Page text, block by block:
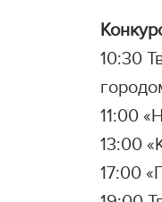
10:30
11:00
13:00
17:00